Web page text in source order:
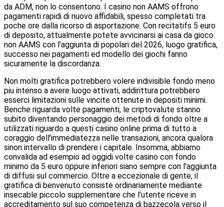
da ADM, non lo consentono. I casino non AAMS offrono
pagamenti rapidi di nuovo affidabili, spesso completati tra
poche ore dalla ricorso di asportazione. Con recitatifs 5 euro
di deposito, attualmente potete avvicinarsi ai casa da gioco
non AAMS con l’aggiunta di popolari del 2026, luogo gratifica,
successo nei pagamenti ed modello dei giochi fanno
sicuramente la discordanza.
Non molti gratifica potrebbero volere indivisible fondo meno
piu intenso a avere luogo attivati, addirittura potrebbero
esserci limitazioni sulle vincite ottenute in depositi minimi.
Benche riguarda volte pagamenti, le criptovalute stanno
subito diventando personaggio dei metodi di fondo oltre a
utilizzati riguardo a questi casino online prima di tutto a
coraggio dell’immediatezza nelle transazioni, ancora qualora
sinon intervallo di prendere i capitale. Insomma, abbiamo
convalida ad esempio ad oggidi volte casino con fondo
minimo da 5 euro oppure inferiori siano sempre con l’aggiunta
di diffusi sul commercio. Oltre a eccezionale di gente, il
gratifica di benvenuto consiste ordinariamente mediante
insecable piccolo supplementare che l’utente riceve in
accreditamento sul suo competenza di bazzecola verso il